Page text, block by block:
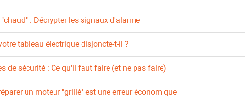
VMC Collective
VMC tertiaire
mobile
fixe
"chaud" : Décrypter les signaux d'alarme
tableau électrique disjoncte-t-il ?
de sécurité : Ce qu'il faut faire (et ne pas faire)
un moteur "grillé" est une erreur économique